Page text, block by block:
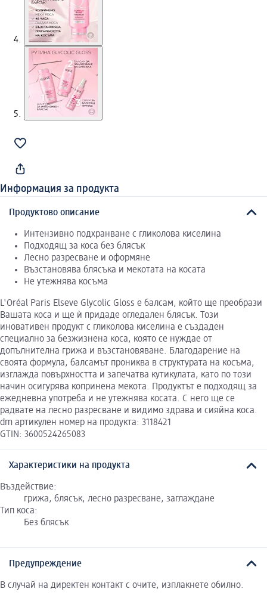
Информация за продукта
Продуктово описание
Интензивно подхранване с гликолова киселина
Подходящ за коса без блясък
Лесно разресване и оформяне
Възстановява блясъка и мекотата на косата
Не утежнява косъма
L'Oréal Paris Elseve Glycolic Gloss е балсам, който ще преобрази
Вашата коса и ще ѝ придаде огледален блясък. Този
иновативен продукт с гликолова киселина е създаден
специално за безжизнена коса, която се нуждае от
допълнителна грижа и възстановяване. Благодарение на
своята формула, балсамът прониква в структурата на косъма,
изглажда повърхността и запечатва кутикулата, като по този
начин осигурява копринена мекота. Продуктът е подходящ за
ежедневна употреба и не утежнява косата. С него ще се
радвате на лесно разресване и видимо здрава и сияйна коса.
dm артикулен номер на продукта: 3118421
GTIN: 3600524265083
Характеристики на продукта
Въздействие:
грижа, блясък, лесно разресване, заглаждане
Тип коса:
Без блясък
Предупреждение
В случай на директен контакт с очите, изплакнете обилно.